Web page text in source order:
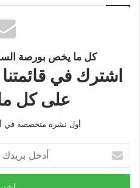
كل ما يخص بورصة
اشترك في
على كل
أول نشرة متخصصة في
بريدك
الإلكتروني